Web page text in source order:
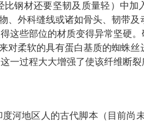
钢材还要坚韧及质量轻）中
、外科缝线或诸如骨头、韧带
这些部位的材质变得异常坚硬
对柔软的具有蛋白基质的蜘蛛
一过程大大增强了使该纤维断裂
河地区人的古代脚本（目前